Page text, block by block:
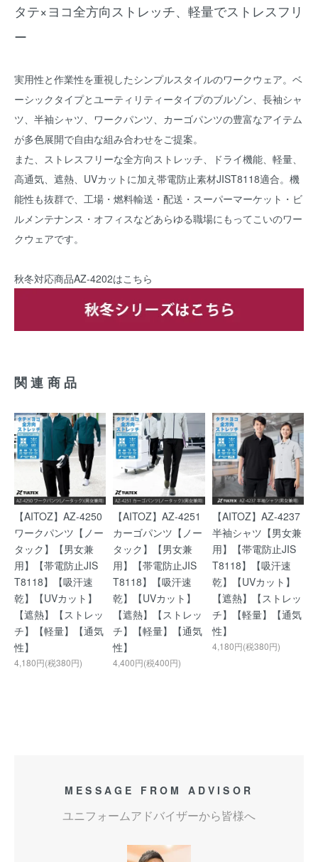
タテ×ヨコ全方向ストレッチ、軽量でストレスフリ
ー
実用性と作業性を重視したシンプルスタイルのワークウェア。ベ
ーシックタイプとユーティリティータイプのブルゾン、長袖シャ
ツ、半袖シャツ、ワークパンツ、カーゴパンツの豊富なアイテム
が多色展開で自由な組み合わせをご提案。
また、ストレスフリーな全方向ストレッチ、ドライ機能、軽量、
高通気、遮熱、UVカットに加え帯電防止素材JIST8118適合。機
能性も抜群で、工場・燃料輸送・配送・スーパーマーケット・ビ
ルメンテナンス・オフィスなどあらゆる職場にもってこいのワー
クウェアです。
秋冬対応商品AZ-4202はこちら
関連商品
【AITOZ】AZ-4250
ワークパンツ【ノー
タック】【男女兼
用】【帯電防止JIS
T8118】【吸汗速
乾】【UVカット】
【遮熱】【ストレッ
チ】【軽量】【通気
性】
4,180円(税380円)
【AITOZ】AZ-4251
カーゴパンツ【ノー
タック】【男女兼
用】【帯電防止JIS
T8118】【吸汗速
乾】【UVカット】
【遮熱】【ストレッ
チ】【軽量】【通気
性】
4,400円(税400円)
【AITOZ】AZ-4237
半袖シャツ【男女兼
用】【帯電防止JIS
T8118】【吸汗速
乾】【UVカット】
【遮熱】【ストレッ
チ】【軽量】【通気
性】
4,180円(税380円)
MESSAGE FROM ADVISOR
ユニフォームアドバイザーから皆様へ